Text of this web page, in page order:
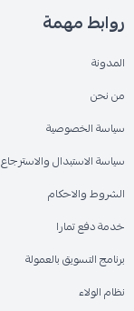
روابط مهمة
المدونة
من نحن
سياسة الخصوصية
سياسة الاستبدال والاسترجاع
الشروط والاحكام
خدمة دفع تمارا
برنامج التسويق بالعمولة
نظام الولاء